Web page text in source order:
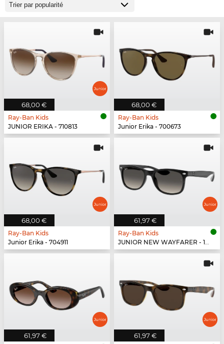
68,00 €
Ray-Ban Kids
JUNIOR ERIKA - 710813
68,00 €
Ray-Ban Kids
Junior Erika - 700673
68,00 €
Ray-Ban Kids
Junior Erika - 704911
61,97 €
Ray-Ban Kids
JUNIOR NEW WAYFARER - 100/11
61,97 € 61,97 €